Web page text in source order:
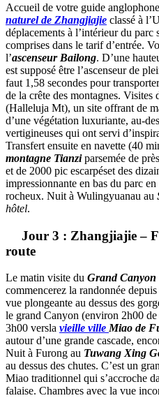
Accueil de votre guide
naturel de Zhangjiajie classé à
déplacements à l’intérieur du parc
comprises dans le tarif d’entrée.
l’ascenseur Bailong. D’une
est supposé être l’ascenseur de
faut 1,58 secondes pour
de la crête des montagnes. Visites
(Halleluja Mt), un site offrant de
d’une végétation luxuriante, au-
vertigineuses qui ont servi
Transfert ensuite en navette (40
montagne Tianzi parsemée de
et de 2000 pic escarpéset des
impressionnante en bas du parc
rocheux. Nuit à Wulingyuanau au
hôtel.
Jour 3 : Zhangjiajie –
route
Le matin visite du Grand
commencerez la randonnée
vue plongeante au dessus des
le grand Canyon (environ 2h00
3h00 versla vieille ville Miao de
autour d’une grande cascade,
Nuit à Furong au Tuwang Xing
au dessus des chutes. C’est un
Miao traditionnel qui s’accroche
falaise. Chambres avec la vue